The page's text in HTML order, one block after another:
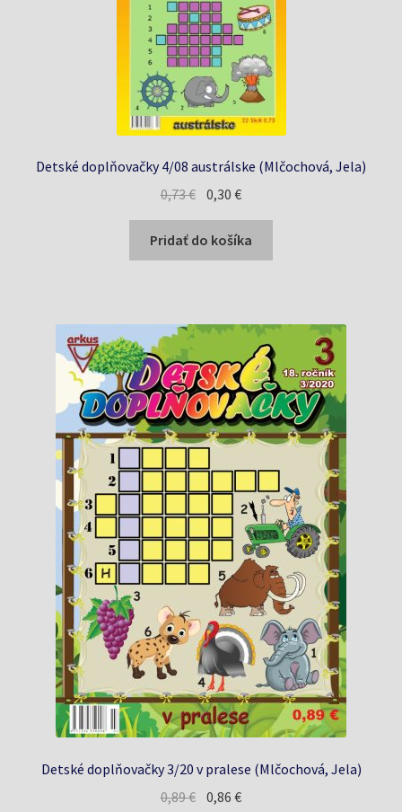
Detské doplňovačky 4/08 austrálske (Mlčochová, Jela)
0,73€ Pôvodná
cena
bola:
0,73 €.
0,30€Aktuálna
cena
je:
0,30 €.
Pridať do košíka
Detské doplňovačky 3/20 v pralese (Mlčochová, Jela)
0,89€ Pôvodná
0,86€Aktuálna